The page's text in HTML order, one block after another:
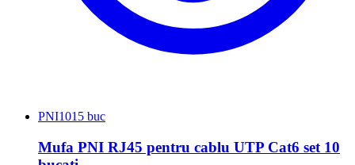
PNI1015 buc
Mufa PNI RJ45 pentru cablu UTP Cat6 set 10